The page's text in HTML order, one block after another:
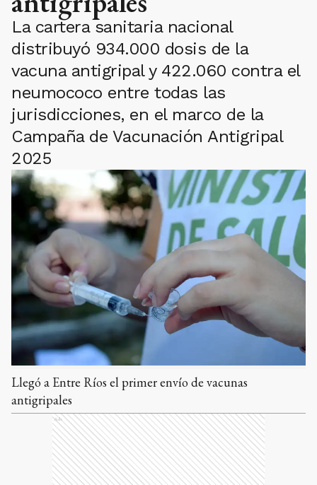
La cartera sanitaria nacional
distribuyó 934.000 dosis de la
vacuna antigripal y 422.060 contra el
neumococo entre todas las
jurisdicciones, en el marco de la
Campaña de Vacunación Antigripal
2025
Llegó a Entre Ríos el primer envío de vacunas
antigripales
Ads